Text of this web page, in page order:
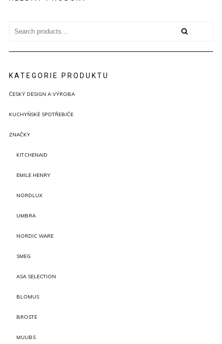
for:
KATEGORIE PRODUKTU
ČESKÝ DESIGN A VÝROBA
KUCHYŇSKÉ SPOTŘEBIČE
ZNAČKY
KITCHENAID
EMILE HENRY
NORDLUX
UMBRA
NORDIC WARE
SMEG
ASA SELECTION
BLOMUS
BROSTE
MUUBS